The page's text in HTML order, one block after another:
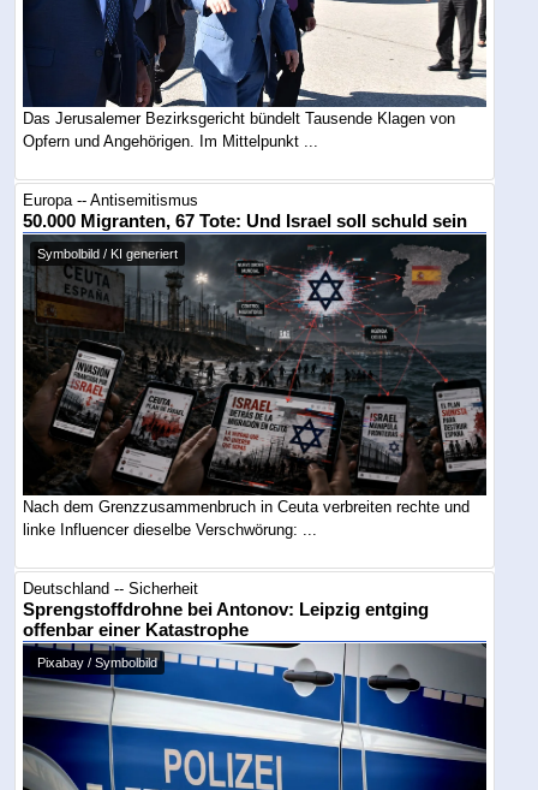
Das Jerusalemer Bezirksgericht bündelt Tausende Klagen von
Opfern und Angehörigen. Im Mittelpunkt ...
Europa -- Antisemitismus
50.000 Migranten, 67 Tote: Und Israel soll schuld sein
Symbolbild / KI generiert
Nach dem Grenzzusammenbruch in Ceuta verbreiten rechte und
linke Influencer dieselbe Verschwörung: ...
Deutschland -- Sicherheit
Sprengstoffdrohne bei Antonov: Leipzig entging
offenbar einer Katastrophe
Pixabay / Symbolbild